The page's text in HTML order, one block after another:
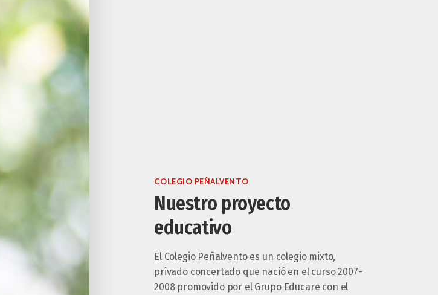
COLEGIO PEÑALVENTO
Nuestro proyecto
educativo
El Colegio Peñalvento es un colegio mixto,
privado concertado que nació en el curso 2007-
2008 promovido por el Grupo Educare con el